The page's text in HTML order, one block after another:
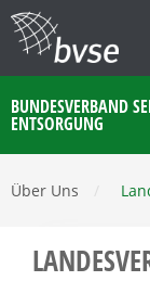
BUNDESVERBAND
ENTSORGUNG
Über Uns